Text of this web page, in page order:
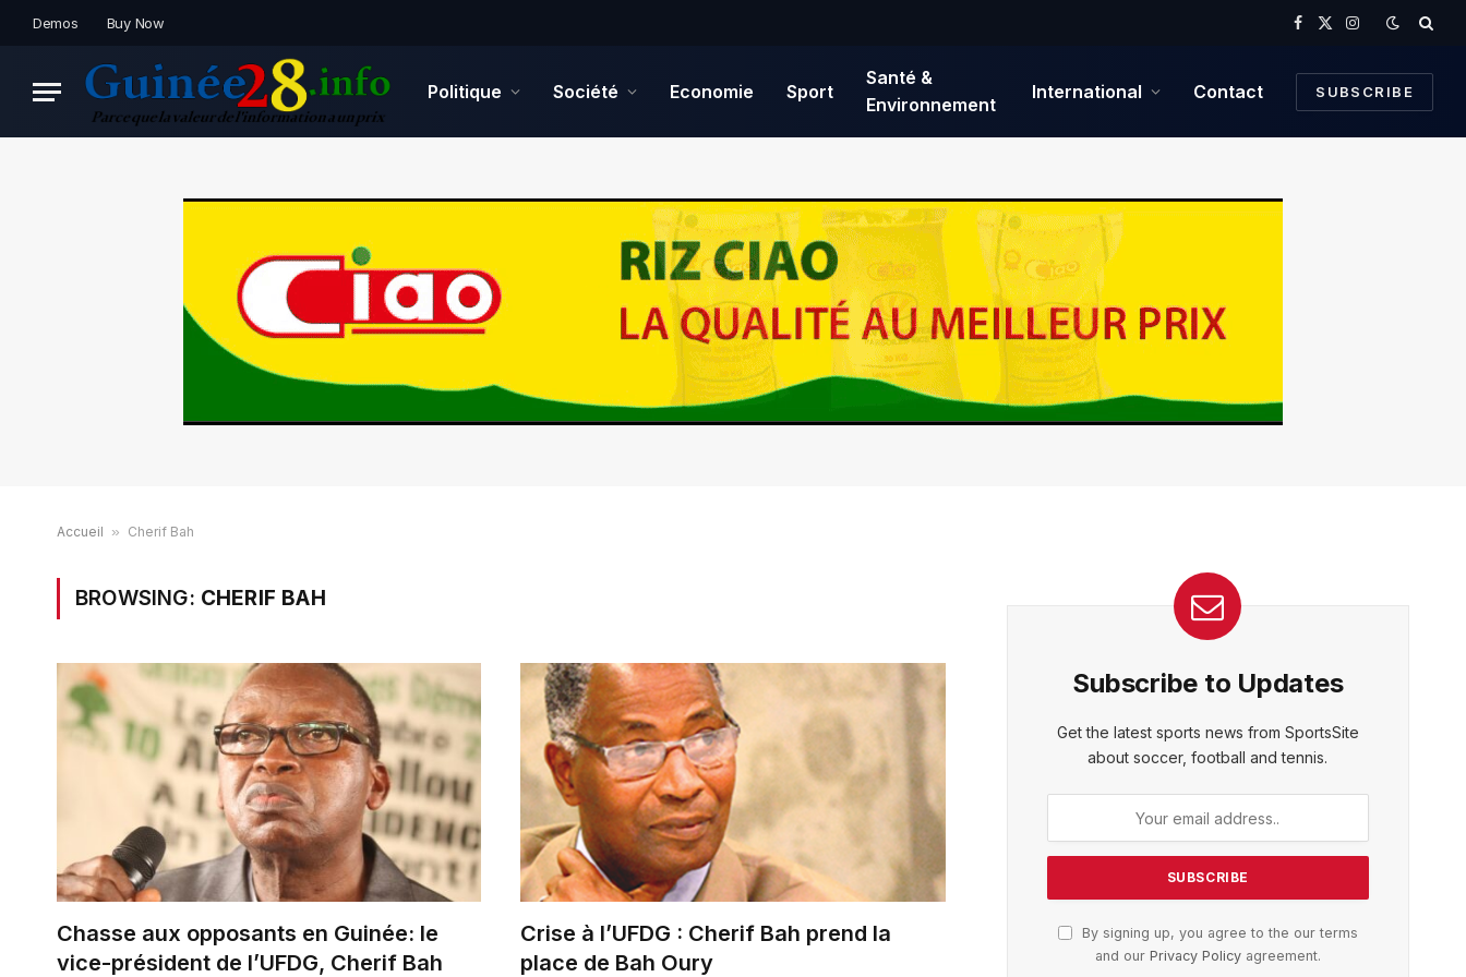
Demos Buy Now
Facebook
X
Instagram
Politique Société Economie Sport
Santé &
Environnement
International Contact SUBSCRIBE
Accueil » Cherif Bah
BROWSING: CHERIF BAH
Chasse aux opposants en Guinée: le
vice-président de l’UFDG, Cherif Bah
Crise à l’UFDG : Cherif Bah prend la
place de Bah Oury
Subscribe to Updates
Get the latest sports news from SportsSite
about soccer, football and tennis.
By signing up, you agree to the our terms
and our Privacy Policyagreement.